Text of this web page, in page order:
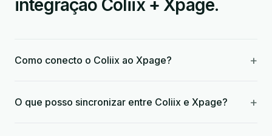
integração Coliix + Xpage.
Como conecto o Coliix ao Xpage? +
O que posso sincronizar entre Coliix e Xpage? +